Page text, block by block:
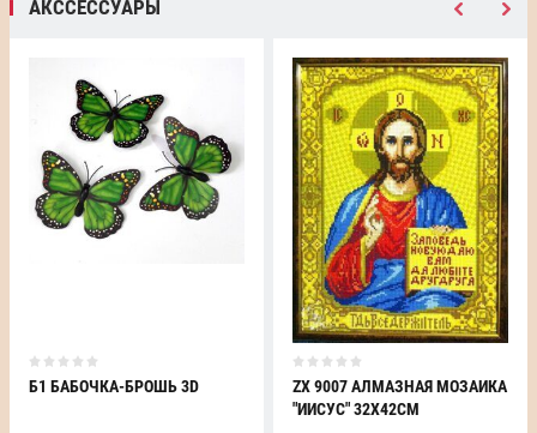
АКССЕССУАРЫ
Б1 БАБОЧКА-БРОШЬ 3D
ZX 9007 АЛМАЗНАЯ МОЗАИКА
"ИИСУС" 32Х42СМ